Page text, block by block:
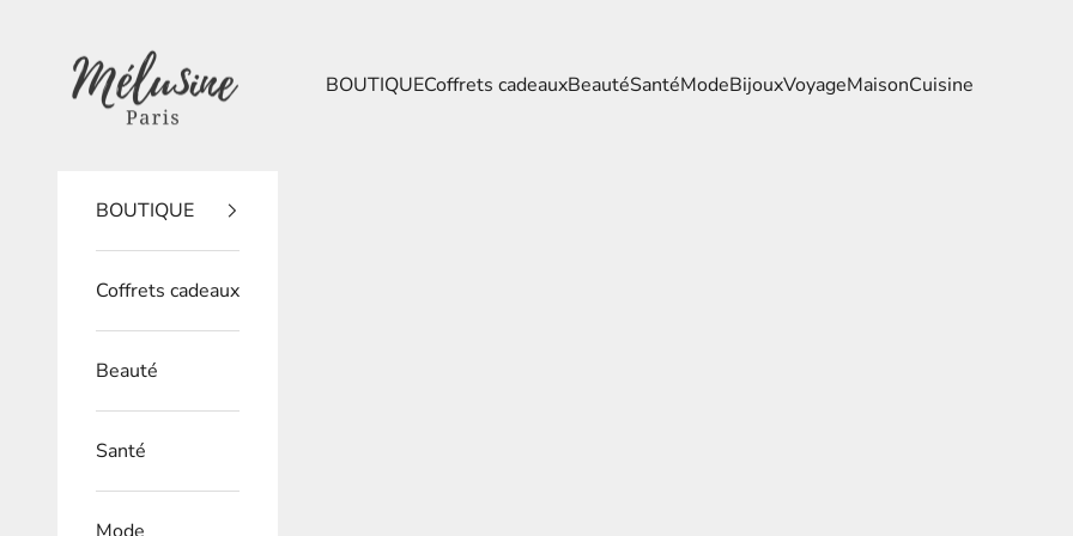
Mélusine Paris
BOUTIQUECoffrets cadeauxBeautéSantéModeBijouxVoyageMaisonCuisine
BOUTIQUE
Coffrets cadeaux
Beauté
Santé